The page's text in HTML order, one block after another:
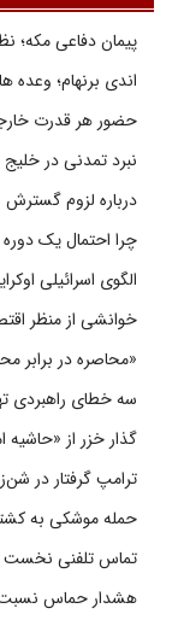
پیمان دفاعی مکه؛
اندی برنهام؛
حضور هر قدرت
نبرد تمدنی در
درباره لزوم گسترش
چرا احتمال یک
الگوی اسرائیلی
خوانشی از منظر
«محاصره در برابر
سه خطای راهبردی
گذار خزر از «حاشیه
ترامپ گرفتار در
حمله موشکی به
تماس تلفنی نخست
هشدار حماس